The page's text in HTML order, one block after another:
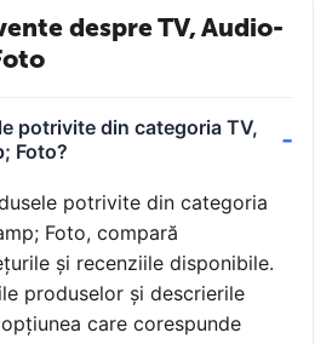
despre TV, Audio-
potrivite din categoria TV,
Foto?
potrivite din categoria
Foto, compară
și recenziile disponibile.
produselor și descrierile
care corespunde